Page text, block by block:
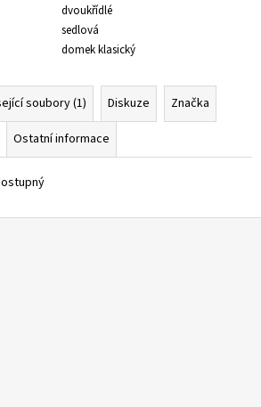
dvoukřídlé
sedlová
domek klasický
soubory (1) Diskuze
Značka
Ostatní informace